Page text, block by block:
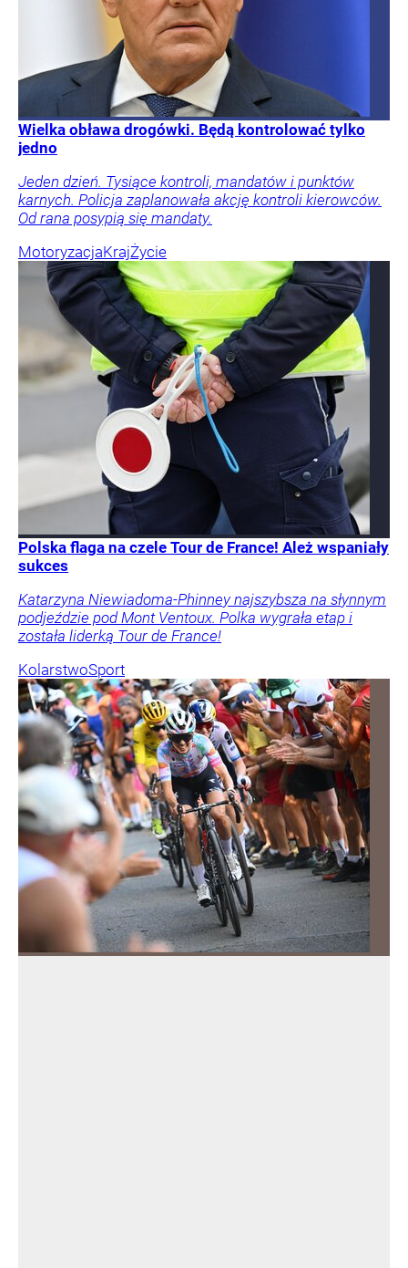
Wielka obława drogówki. Będą kontrolować tylko
jedno
Jeden dzień. Tysiące kontroli, mandatów i punktów
karnych. Policja zaplanowała akcję kontroli kierowców.
Od rana posypią się mandaty.
MotoryzacjaKrajŻycie
Polska flaga na czele Tour de France! Ależ wspaniały
sukces
Katarzyna Niewiadoma-Phinney najszybsza na słynnym
podjeździe pod Mont Ventoux. Polka wygrała etap i
została liderką Tour de France!
KolarstwoSport